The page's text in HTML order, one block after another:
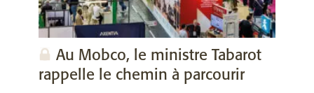
Au Mobco, le ministre Tabarot
rappelle le chemin à parcourir